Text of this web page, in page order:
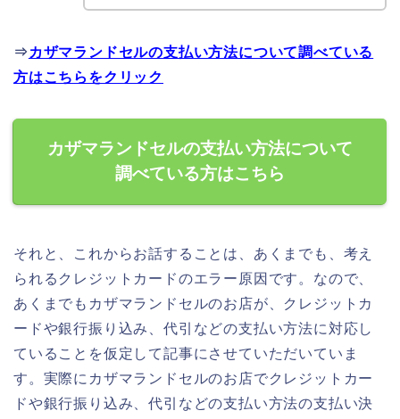
⇒ カザマランドセルの支払い方法について調べている
方はこちらをクリック
カザマランドセルの支払い方法について
調べている方はこちら
それと、これからお話することは、あくまでも、考え
られるクレジットカードのエラー原因です。なので、
あくまでもカザマランドセルのお店が、クレジットカ
ードや銀行振り込み、代引などの支払い方法に対応し
ていることを仮定して記事にさせていただいていま
す。実際にカザマランドセルのお店でクレジットカー
ドや銀行振り込み、代引などの支払い方法の支払い決